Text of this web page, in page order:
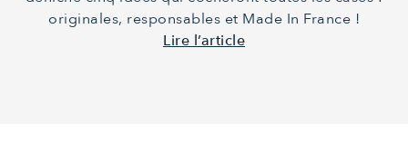
originales, responsables et Made In France !
Lire l’article